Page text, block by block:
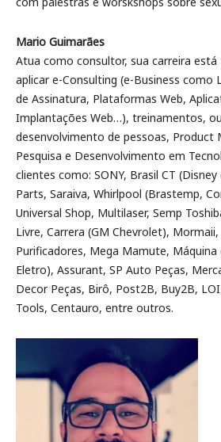
Mario Guimarães
Atua como consultor, sua carreira está
aplicar e-Consulting (e-Business como
de Assinatura, Plataformas Web,
Implantações Web…), treinamentos,
desenvolvimento de pessoas, Product
Pesquisa e Desenvolvimento em
clientes como: SONY, Brasil CT
Parts, Saraiva, Whirlpool (Brastemp,
Universal Shop, Multilaser, Semp
Livre, Carrera (GM Chevrolet),
Purificadores, Mega Mamute, Máquina
Eletro), Assurant, SP Auto Peças,
Decor Peças, Birô, Post2B, Buy2B,
Tools, Centauro, entre outros.